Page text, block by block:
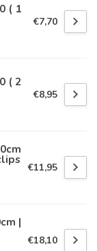
( 1
€7,70
( 2
€8,95
€11,95
|
€18,10